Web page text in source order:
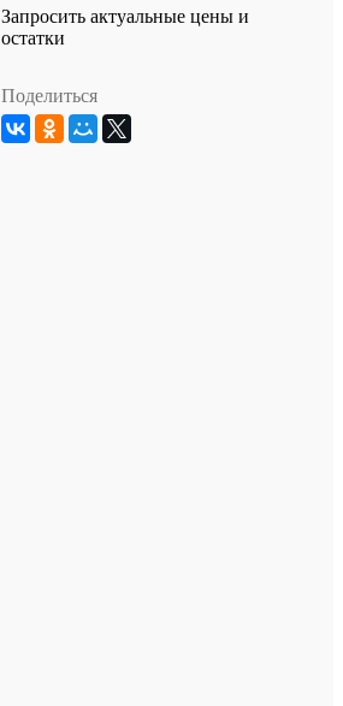
Запросить актуальные цены и
остатки
Поделиться